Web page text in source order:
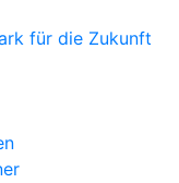
für die Zukunft